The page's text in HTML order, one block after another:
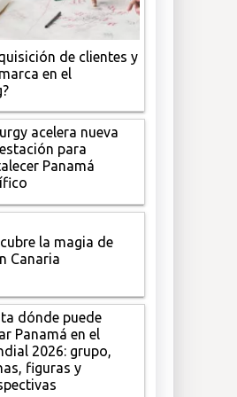
de clientes y
en el
acelera nueva
para
Panamá
la magia de
Canaria
dónde puede
Panamá en el
2026: grupo,
figuras y